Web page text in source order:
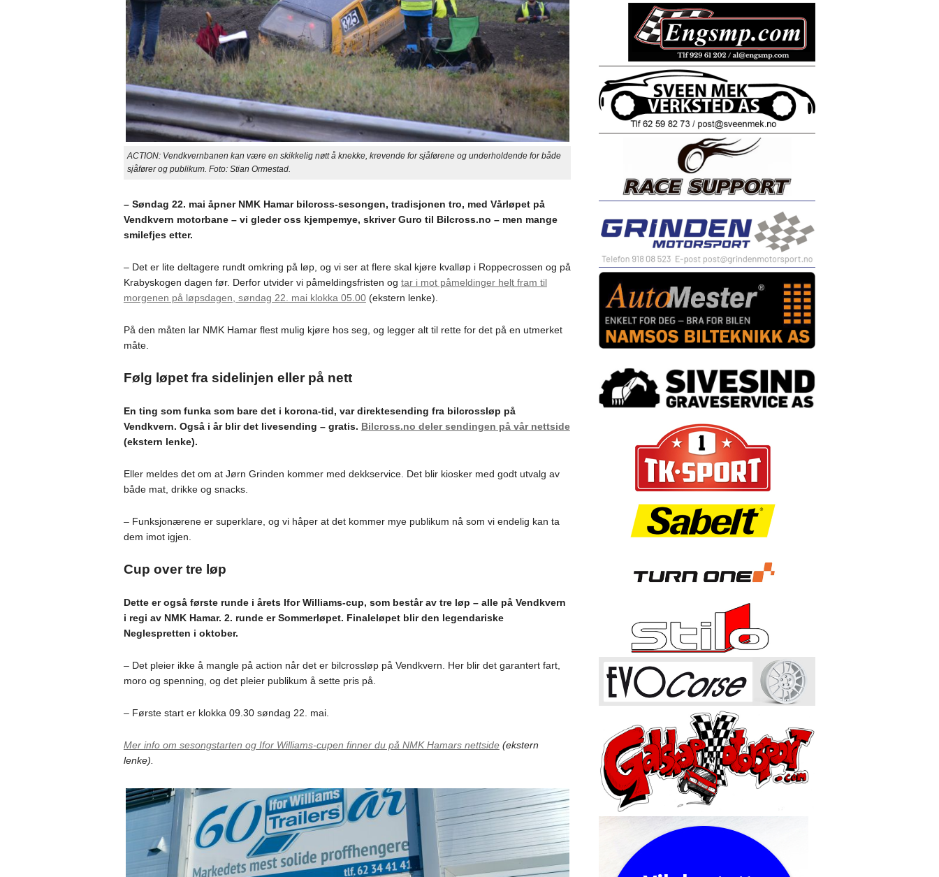
ACTION: Vendkvernbanen kan være en skikkelig nøtt å knekke, krevende for sjåførene og underholdende for både
sjåfører og publikum. Foto: Stian Ormestad.
– Søndag 22. mai åpner NMK Hamar bilcross-sesongen, tradisjonen tro, med Vårløpet på
Vendkvern motorbane – vi gleder oss kjempemye, skriver Guro til Bilcross.no – men mange
smilefjes etter.
– Det er lite deltagere rundt omkring på løp, og vi ser at flere skal kjøre kvalløp i Roppecrossen og på
Krabyskogen dagen før. Derfor utvider vi påmeldingsfristen og tar i mot påmeldinger helt fram til
morgenen på løpsdagen, søndag 22. mai klokka 05.00(ekstern lenke).
På den måten lar NMK Hamar flest mulig kjøre hos seg, og legger alt til rette for det på en utmerket
måte.
Følg løpet fra sidelinjen eller på nett
En ting som funka som bare det i korona-tid, var direktesending fra bilcrossløp på
Vendkvern. Også i år blir det livesending – gratis. Bilcross.no deler sendingen på vår nettside
(ekstern lenke).
Eller meldes det om at Jørn Grinden kommer med dekkservice. Det blir kiosker med godt utvalg av
både mat, drikke og snacks.
– Funksjonærene er superklare, og vi håper at det kommer mye publikum nå som vi endelig kan ta
dem imot igjen.
Cup over tre løp
Dette er også første runde i årets Ifor Williams-cup, som består av tre løp – alle på Vendkvern
i regi av NMK Hamar. 2. runde er Sommerløpet. Finaleløpet blir den legendariske
Neglespretten i oktober.
– Det pleier ikke å mangle på action når det er bilcrossløp på Vendkvern. Her blir det garantert fart,
moro og spenning, og det pleier publikum å sette pris på.
– Første start er klokka 09.30 søndag 22. mai.
Mer info om sesongstarten og Ifor Williams-cupen finner du på NMK Hamars nettside(ekstern
lenke).